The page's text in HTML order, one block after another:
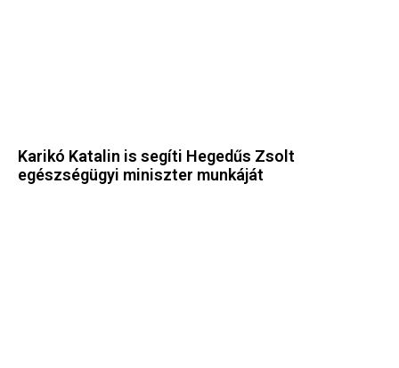
Karikó Katalin is segíti Hegedűs Zsolt
egészségügyi miniszter munkáját